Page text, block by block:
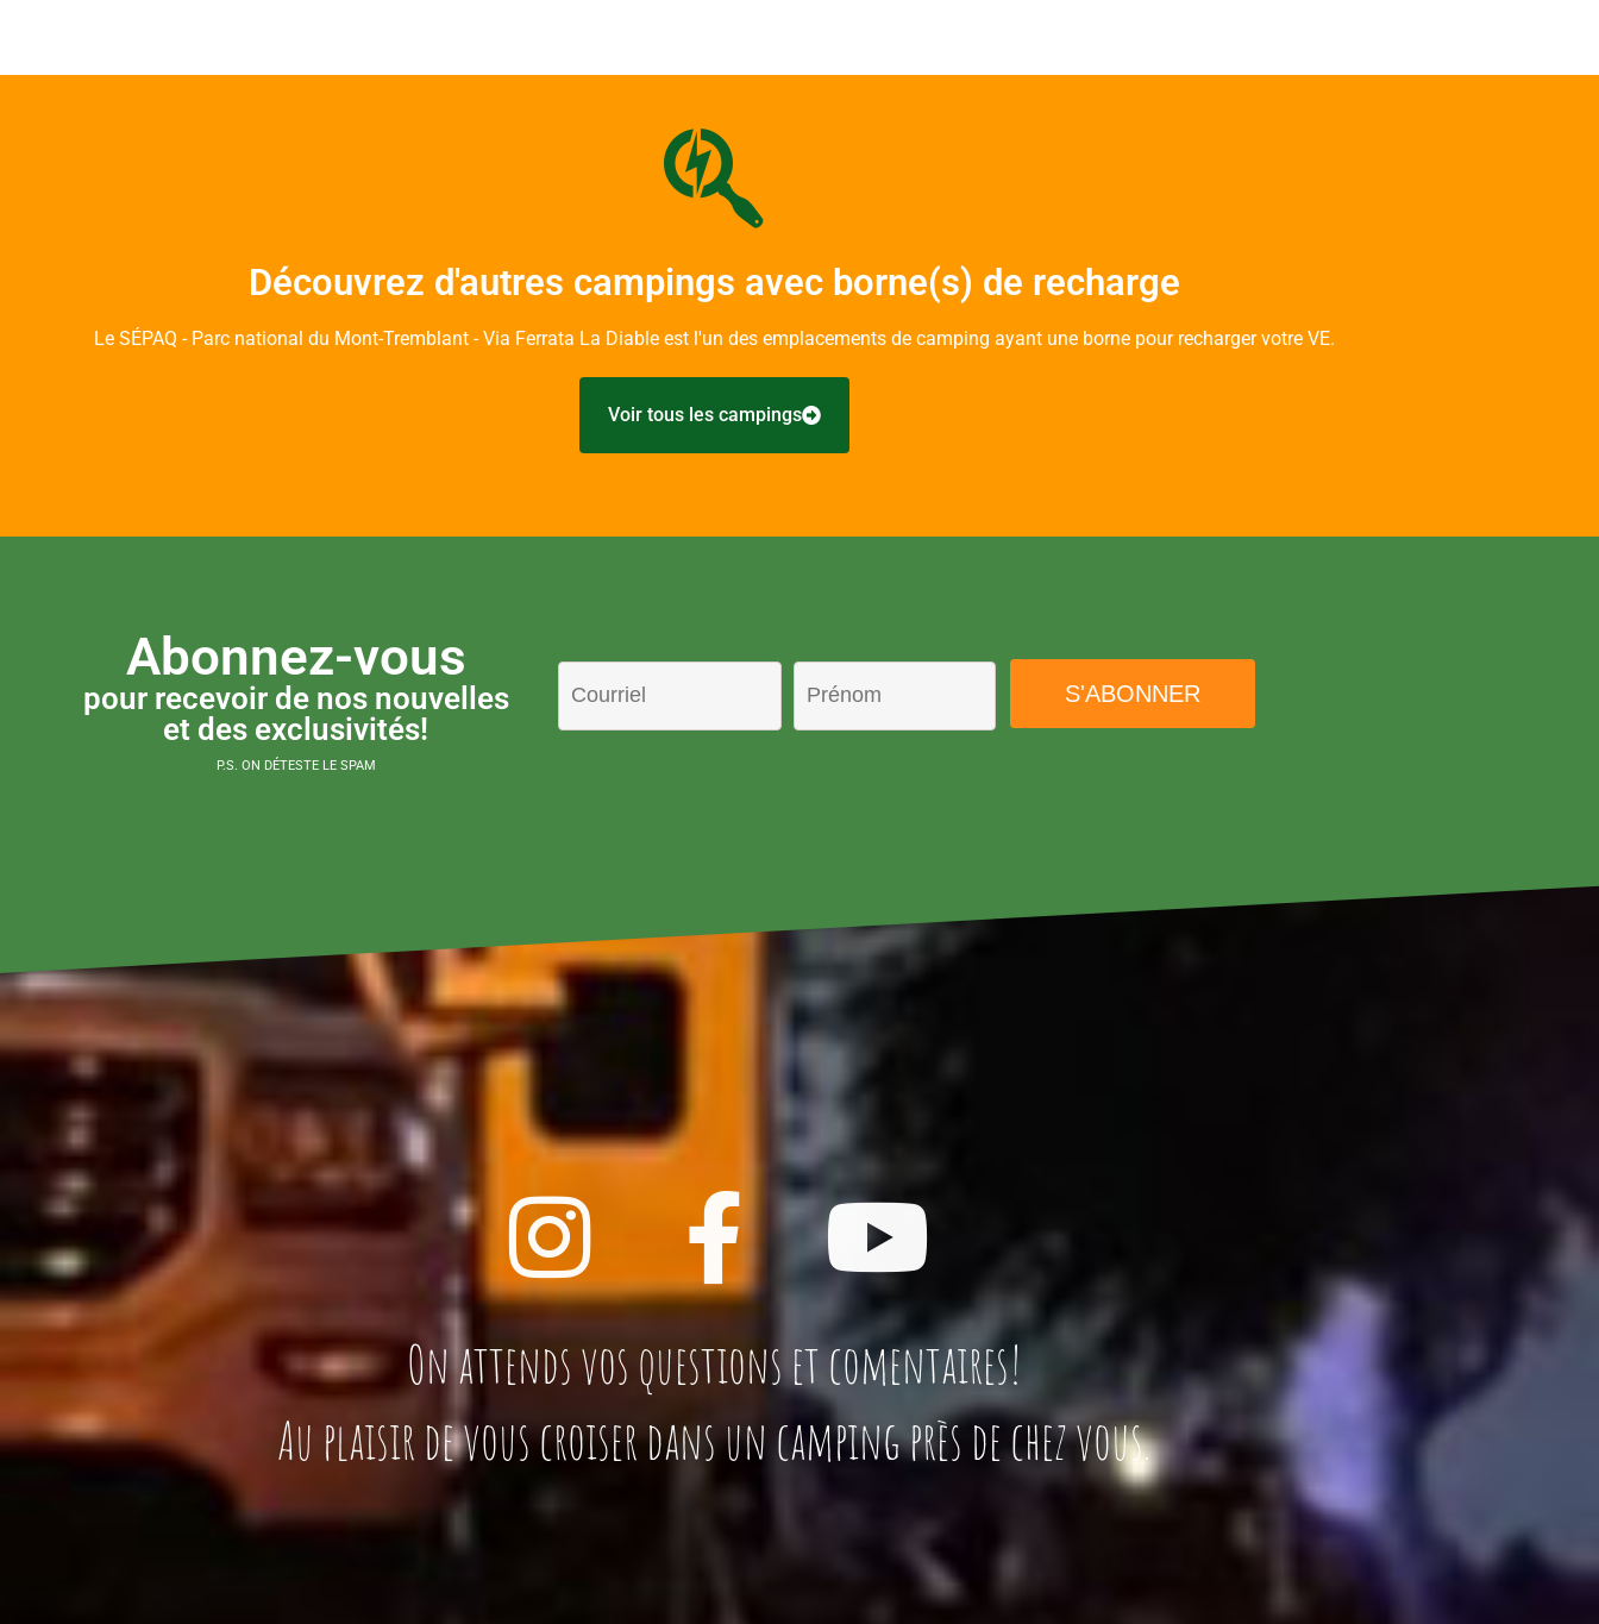
Découvrez d'autres campings avec borne(s) de recharge
Le SÉPAQ - Parc national du Mont-Tremblant - Via Ferrata La Diable est l'un des emplacements de camping ayant une borne pour recharger votre VE.
Voir tous les campings
Abonnez-vous
pour recevoir de nos nouvelles
et des exclusivités!
P.S. ON DÉTESTE LE SPAM
On attends vos questions et comentaires!
Au plaisir de vous croiser dans un camping près de chez vous.